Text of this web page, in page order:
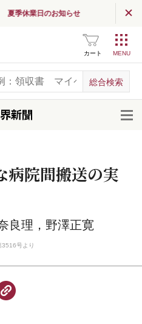
夏季休業日のお知らせ
カート
病院間搬送の実
良理，野澤正寛
号より